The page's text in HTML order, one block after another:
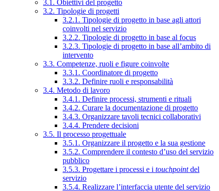
3.1. Obiettivi del progetto
3.2. Tipologie di progetti
3.2.1. Tipologie di progetto in base agli attori
coinvolti nel servizio
3.2.2. Tipologie di progetto in base al focus
3.2.3. Tipologie di progetto in base all’ambito di
intervento
3.3. Competenze, ruoli e figure coinvolte
3.3.1. Coordinatore di progetto
3.3.2. Definire ruoli e responsabilità
3.4. Metodo di lavoro
3.4.1. Definire processi, strumenti e rituali
3.4.2. Curare la documentazione di progetto
3.4.3. Organizzare tavoli tecnici collaborativi
3.4.4. Prendere decisioni
3.5. Il processo progettuale
3.5.1. Organizzare il progetto e la sua gestione
3.5.2. Comprendere il contesto d’uso del servizio
pubblico
3.5.3. Progettare i processi e i touchpointdel
servizio
3.5.4. Realizzare l’interfaccia utente del servizio